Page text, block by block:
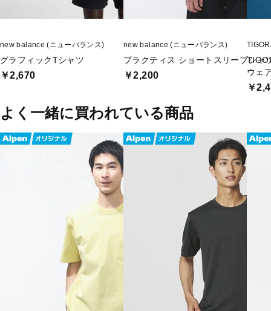
new balance (ニューバランス)
グラフィックTシャツ
￥2,670
new balance (ニューバランス)
プラクティス ショートスリーブシャ
￥2,200
ウェ
￥
よく一緒に買われている商品